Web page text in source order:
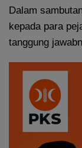
Dalam
kepada para
tanggung